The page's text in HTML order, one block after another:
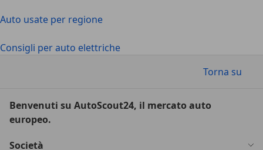
Auto usate per regione
Consigli per auto elettriche
Torna su
Benvenuti su AutoScout24, il mercato auto
europeo.
Società